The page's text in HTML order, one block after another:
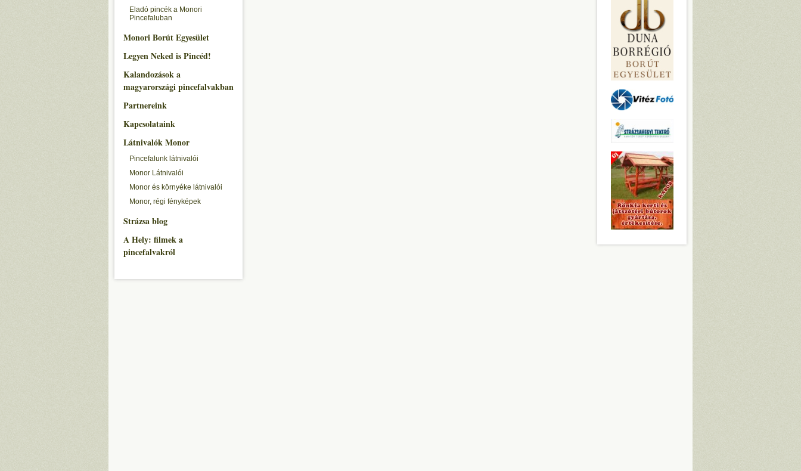
Eladó pincék a Monori
Pincefaluban
Monori Borút Egyesület
Legyen Neked is Pincéd!
Kalandozások a
magyarországi pincefalvakban
Partnereink
Kapcsolataink
Látnivalók Monor
Pincefalunk látnivalói
Monor Látnivalói
Monor és környéke látnivalói
Monor, régi fényképek
Strázsa blog
A Hely: filmek a
pincefalvakról